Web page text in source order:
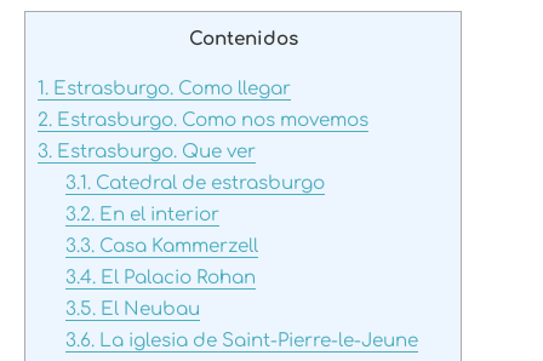
Contenidos
1. Estrasburgo. Como llegar
2. Estrasburgo. Como nos movemos
3. Estrasburgo. Que ver
3.1.Catedral de estrasburgo
3.2.En el interior
3.3.Casa Kammerzell
3.4.El Palacio Rohan
3.5.El Neubau
3.6.La iglesia de Saint-Pierre-le-Jeune